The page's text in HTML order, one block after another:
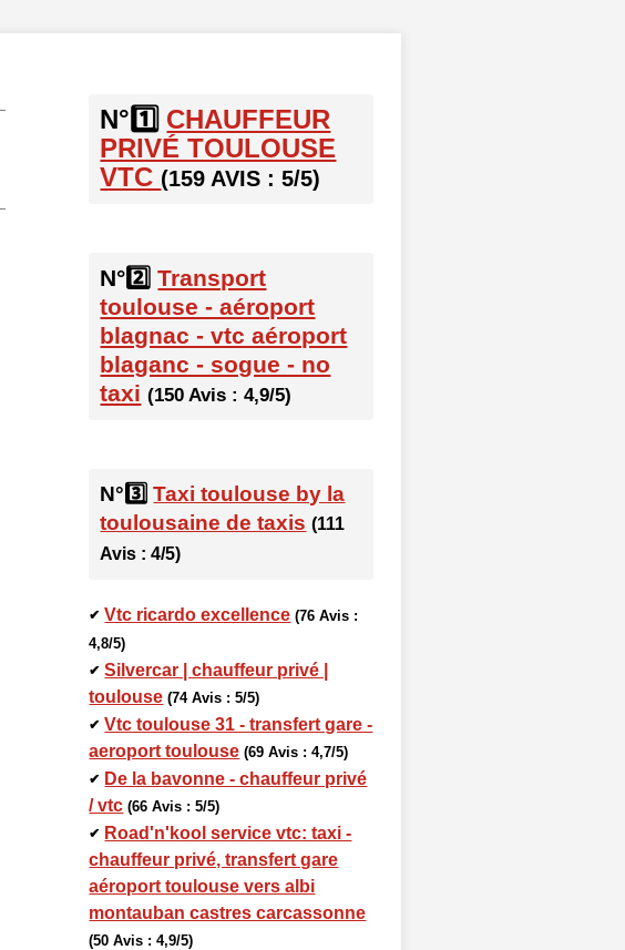
N°1️⃣ CHAUFFEUR
PRIVÉ TOULOUSE
VTC (159 AVIS : 5/5)
N°2️⃣Transport
toulouse - aéroport
blagnac - vtc aéroport
blaganc - sogue - no
taxi (150 Avis : 4,9/5)
N°3️⃣Taxi toulouse by la
toulousaine de taxis (111
Avis : 4/5)
✔ Vtc ricardo excellence (76 Avis :
4,8/5)
✔ Silvercar | chauffeur privé |
toulouse (74 Avis : 5/5)
✔ Vtc toulouse 31 - transfert gare -
aeroport toulouse (69 Avis : 4,7/5)
✔ De la bavonne - chauffeur privé
/ vtc (66 Avis : 5/5)
✔ Road'n'kool service vtc: taxi -
chauffeur privé, transfert gare
aéroport toulouse vers albi
montauban castres carcassonne
(50 Avis : 4,9/5)